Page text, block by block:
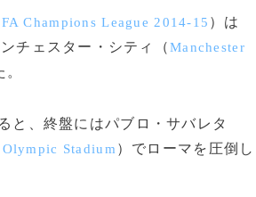
Champions League 2014-15 ）は
チェスター・シティ（Manchester
と、終盤にはパブロ・サバレタ
Olympic Stadium ）でローマを圧倒し